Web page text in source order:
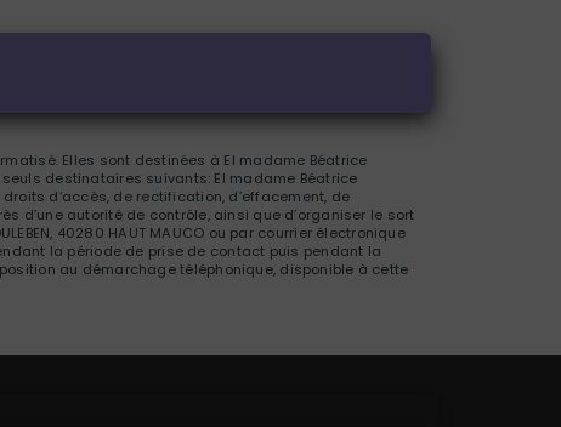
Elles sont destinées à El madame Béatrice
destinataires suivants: El madame Béatrice
droits d’accès, de rectification, d’effacement, de
d’une autorité de contrôle, ainsi que d’organiser le sort
40280 HAUT MAUCO ou par courrier électronique
la période de prise de contact puis pendant la
au démarchage téléphonique, disponible à cette